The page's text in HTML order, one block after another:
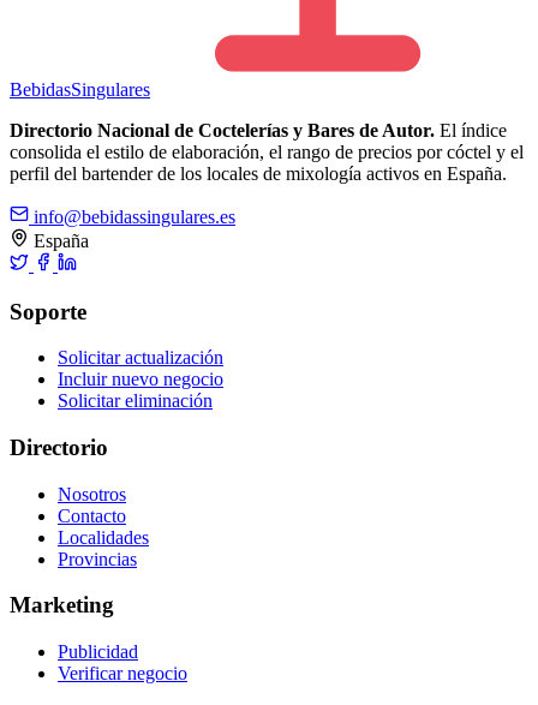
BebidasSingulares
Directorio Nacional de Coctelerías y Bares de Autor. El índice
consolida el estilo de elaboración, el rango de precios por cóctel y el
perfil del bartender de los locales de mixología activos en España.
info@bebidassingulares.es
España
Soporte
Solicitar actualización
Incluir nuevo negocio
Solicitar eliminación
Directorio
Nosotros
Contacto
Localidades
Provincias
Marketing
Publicidad
Verificar negocio